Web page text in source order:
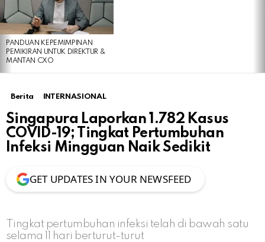
PANDUAN KEPEMIMPINAN
PEMIKIRAN UNTUK DIREKTUR &
MANTAN CXO
Berita INTERNASIONAL
Singapura Laporkan 1.782 Kasus
COVID-19; Tingkat Pertumbuhan
Infeksi Mingguan Naik Sedikit
GET UPDATES IN YOUR NEWSFEED
Tingkat pertumbuhan infeksi telah di bawah satu
selama 11 hari berturut-turut